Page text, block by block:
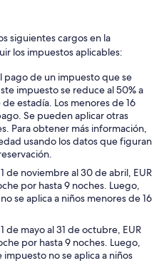
siguientes cargos en la
los impuestos aplicables:
pago de un impuesto que se
impuesto se reduce al 50% a
estadía. Los menores de 16
Se pueden aplicar otras
Para obtener más información,
usando los datos que figuran
de noviembre al 30 de abril, EUR
por hasta 9 noches. Luego,
se aplica a niños menores de 16
de mayo al 31 de octubre, EUR
por hasta 9 noches. Luego,
impuesto no se aplica a niños